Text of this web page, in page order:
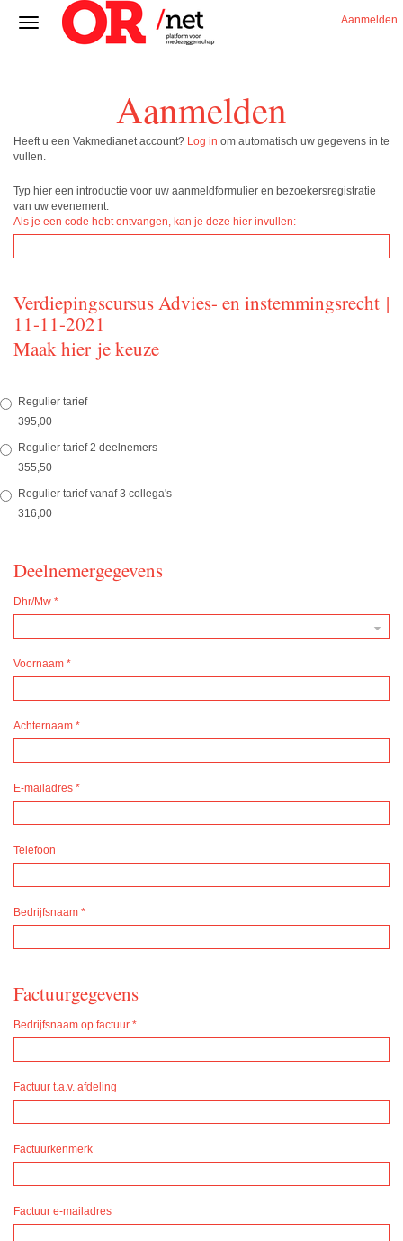
Aanmelden
Aanmelden
Heeft u een Vakmedianet account? Log in om automatisch uw gegevens in te
vullen.
Typ hier een introductie voor uw aanmeldformulier en bezoekersregistratie
van uw evenement.
Als je een code hebt ontvangen, kan je deze hier invullen:
Verdiepingscursus Advies- en instemmingsrecht |
11-11-2021
Maak hier je keuze
Regulier tarief
395,00
Regulier tarief 2 deelnemers
355,50
Regulier tarief vanaf 3 collega's
316,00
Deelnemergegevens
Dhr/Mw *
Voornaam *
Achternaam *
E-mailadres *
Telefoon
Bedrijfsnaam *
Factuurgegevens
Bedrijfsnaam op factuur *
Factuur t.a.v. afdeling
Factuurkenmerk
Factuur e-mailadres